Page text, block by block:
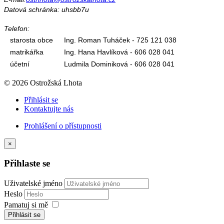
Datová schránka: uhsbb7u
Telefon:
starosta obce
Ing. Roman Tuháček - 725 121 038
matrikářka
Ing. Hana Havlíková - 606 028 041
účetní
Ludmila Dominiková - 606 028 041
© 2026 Ostrožská Lhota
Přihlásit se
Kontaktujte nás
Prohlášení o přístupnosti
×
Přihlaste se
Uživatelské jméno
Heslo
Pamatuj si mě
Přihlásit se